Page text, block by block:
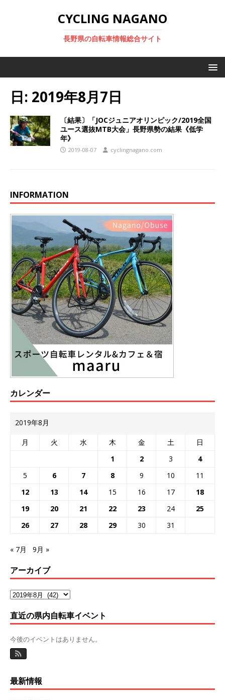
CYCLING NAGANO
長野県の自転車情報総合サイト
日: 2019年8月7日
〔結果〕「JOCジュニアオリンピック/2019全国
ユース選抜MTB大会」長野県勢の結果《低学
年》
2019-08-07 cyclingnagano.com
INFORMATION
カレンダー
2019年8月
月 火 水 木 金 土
日
1
2 3
4
5
6 7 8 9 10
11
12
13 14 15 16 17
18
19
20 21 22 23 24
25
26
27 28 29 30 31
« 7月 9月 »
アーカイブ
直近の県内自転車イベント
今後のイベントはありません。
最新情報